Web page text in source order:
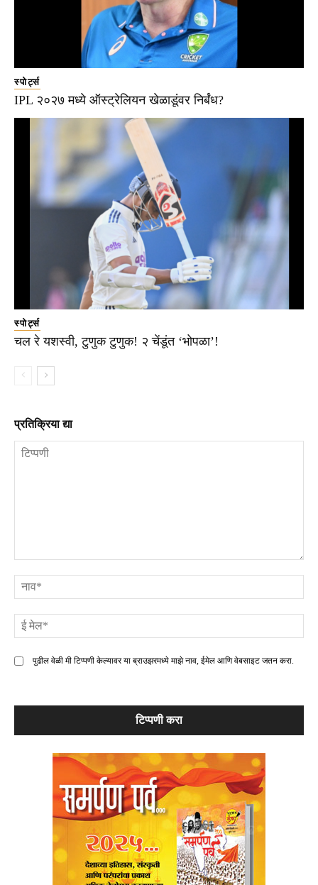
स्पोर्ट्स
IPL २०२७ मध्ये ऑस्ट्रेलियन खेळाडूंवर निर्बंध?
स्पोर्ट्स
चल रे यशस्वी, टुणुक टुणुक! २ चेंडूंत ‘भोपळा’!
प्रतिक्रिया द्या
पुढील वेळी मी टिप्पणी केल्यावर या ब्राउझरमध्ये माझे नाव, ईमेल आणि वेबसाइट जतन करा.